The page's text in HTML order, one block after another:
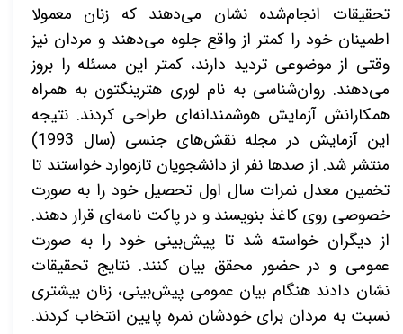
تحقیقات انجام‌شده نشان می‌دهند که زنان معمولا
اطمینان خود را کمتر از واقع جلوه می‌دهند و مردان نیز
وقتی از موضوعی تردید دارند، کمتر این مسئله را بروز
می‌دهند. روان‌شناسی به نام لوری هترینگتون به همراه
همکارانش آزمایش هوشمندانه‌ای طراحی کردند. نتیجه
این آزمایش در مجله نقش‌های جنسی (سال 1993)
منتشر شد. از صدها نفر از دانشجویان تازه‌وارد خواستند تا
تخمین معدل نمرات سال اول تحصیل خود را به صورت
خصوصی روی کاغذ بنویسند و در پاکت نامه‌ای قرار دهند.
از دیگران خواسته شد تا پیش‌بینی خود را به صورت
عمومی و در حضور محقق بیان کنند. نتایج تحقیقات
نشان دادند هنگام بیان عمومی پیش‌بینی، زنان بیشتری
نسبت به مردان برای خودشان نمره پایین انتخاب کردند.